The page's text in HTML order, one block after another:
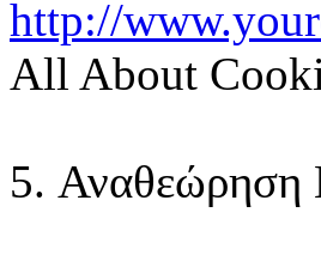
http://
All About
5. Αναθεώρηση